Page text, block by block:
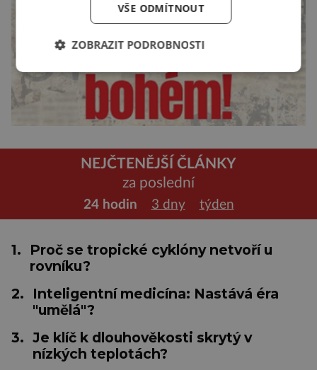
NEJČTENĚJŠÍ ČLÁNKY
za poslední
24 hodin 3 dny týden
1.
Proč se tropické cyklóny netvoří u
rovníku?
2.
Inteligentní medicína: Nastává éra
"umělá"?
3. Je klíč k dlouhověkosti skrytý v
nízkých teplotách?
VŠE ODMÍTNOUT
ZOBRAZIT PODROBNOSTI